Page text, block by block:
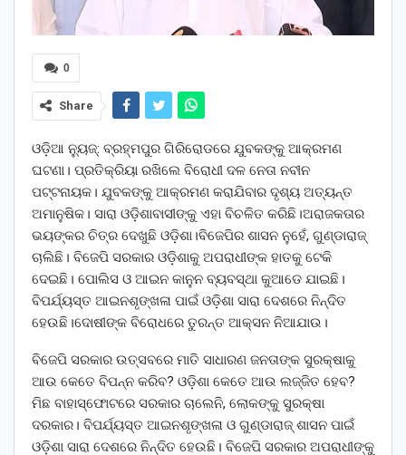
0
Share
ଓଡ଼ିଆ ନ୍ୟୁଜ୍: ବ୍ରହ୍ମପୁର ଗିରିରୋଡରେ ଯୁବକଙ୍କୁ ଆକ୍ରମଣ
ଘଟଣା। ପ୍ରତିକ୍ରିୟା ରଖିଲେ ବିରୋଧୀ ଦଳ ନେତା ନବୀନ
ପଟ୍ଟନାୟକ। ଯୁବକଙ୍କୁ ଆକ୍ରମଣ କରାଯିବାର ଦୃଶ୍ୟ ଅତ୍ୟନ୍ତ
ଅମାନୁଷିକ। ସାରା ଓଡ଼ିଶାବାସୀଙ୍କୁ ଏହା ବିଚଳିତ କରିଛି।ଅରାଜକତାର
ଭୟଙ୍କର ଚିତ୍ର ଦେଖୁଛି ଓଡ଼ିଶା।ବିଜେପିର ଶାସନ ନୁହେଁ, ଗୁଣ୍ଡାରାଜ୍
ଚାଲିଛି। ବିଜେପି ସରକାର ଓଡ଼ିଶାକୁ ଅପରାଧୀଙ୍କ ହାତକୁ ଟେକି
ଦେଇଛି। ପୋଲିସ ଓ ଆଇନ କାନୁନ ବ୍ୟବସ୍ଥା କୁଆଡେ ଯାଇଛି।
ବିପର୍ଯ୍ୟସ୍ତ ଆଇନଶୃଙ୍ଖଳା ପାଇଁ ଓଡ଼ିଶା ସାରା ଦେଶରେ ନିନ୍ଦିତ
ହେଉଛି।ଦୋଷୀଙ୍କ ବିରୋଧରେ ତୁରନ୍ତ ଆକ୍ସନ ନିଆଯାଉ।
ବିଜେପି ସରକାର ଉତ୍ସବରେ ମାତି ସାଧାରଣ ଜନତାଙ୍କ ସୁରକ୍ଷାକୁ
ଆଉ କେତେ ବିପନ୍ନ କରିବ? ଓଡ଼ିଶା କେତେ ଆଉ ଲଜ୍ଜିତ ହେବ?
ମିଛ ବାହାସ୍ଫୋଟରେ ସରକାର ଚାଲେନି, ଲୋକଙ୍କୁ ସୁରକ୍ଷା
ଦରକାର। ବିପର୍ଯ୍ୟସ୍ତ ଆଇନଶୃଙ୍ଖଳା ଓ ଗୁଣ୍ଡାରାଜ୍ ଶାସନ ପାଇଁ
ଓଡ଼ିଶା ସାରା ଦେଶରେ ନିନ୍ଦିତ ହେଉଛି। ବିଜେପି ସରକାର ଅପରାଧୀଙ୍କୁ